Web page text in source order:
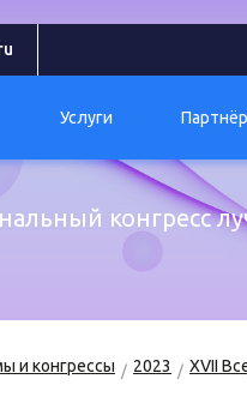
Услуги
конгресс
и конгрессы 2023